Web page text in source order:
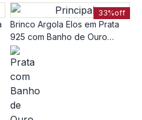
33%off
Brinco Argola Elos em Prata
925 com Banho de Ouro
Amarelo 18k